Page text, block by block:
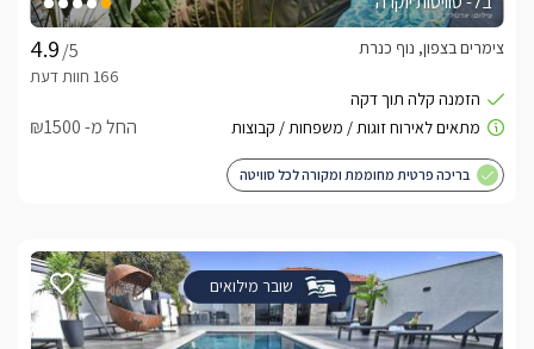
/5
צימרים בצפון, נוף כנרת
החל מ- ₪1500
בריכה פרטית מחוממת ומקורה לכל סוויטה
שובר מילואים